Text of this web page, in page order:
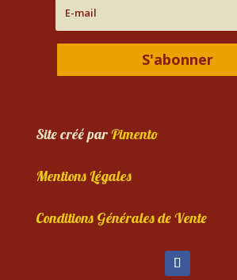
S'abonner
Site créé parPimento
Mentions Légales
Conditions Générales de Vente